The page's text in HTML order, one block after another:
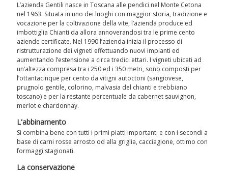
L’azienda Gentili nasce in Toscana alle pendici nel Monte Cetona
nel 1963. Situata in uno dei luoghi con maggior storia, tradizione e
vocazione per la coltivazione della vite, l’azienda produce ed
imbottiglia Chianti da allora annoverandosi tra le prime cento
aziende certificate. Nel 1990 l’azienda inizia il processo di
ristrutturazione dei vigneti effettuando nuovi impianti ed
aumentando l’estensione a circa tredici ettari. I vigneti ubicati ad
un’altezza compresa tra i 250 ed i 350 metri, sono composti per
l’ottantacinque per cento da vitigni autoctoni (sangiovese,
prugnolo gentile, colorino, malvasia del chianti e trebbiano
toscano) e per la restante percentuale da cabernet sauvignon,
merlot e chardonnay.
L'abbinamento
Si combina bene con tutti i primi piatti importanti e con i secondi a
base di carni rosse arrosto od alla griglia, cacciagione, ottimo con
formaggi stagionati.
La conservazione